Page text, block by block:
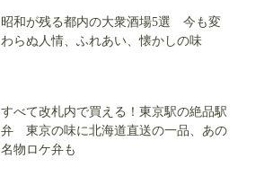
昭和が残る都内の大衆酒場5選 今も変
わらぬ人情、ふれあい、懐かしの味
すべて改札内で買える！東京駅の絶品駅
弁 東京の味に北海道直送の一品、あの
名物ロケ弁も